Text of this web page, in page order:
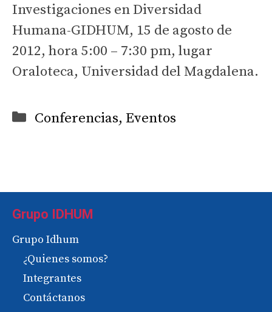
Investigaciones en Diversidad
Humana-GIDHUM, 15 de agosto de
2012, hora 5:00 – 7:30 pm, lugar
Oraloteca, Universidad del Magdalena.
Categorías
Conferencias, Eventos
Grupo IDHUM
Grupo Idhum
¿Quienes somos?
Integrantes
Contáctanos